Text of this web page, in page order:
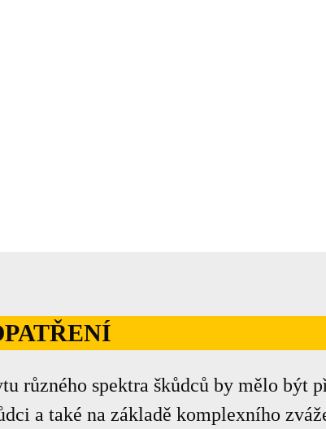
různého spektra škůdců by mělo být
a také na základě komplexního